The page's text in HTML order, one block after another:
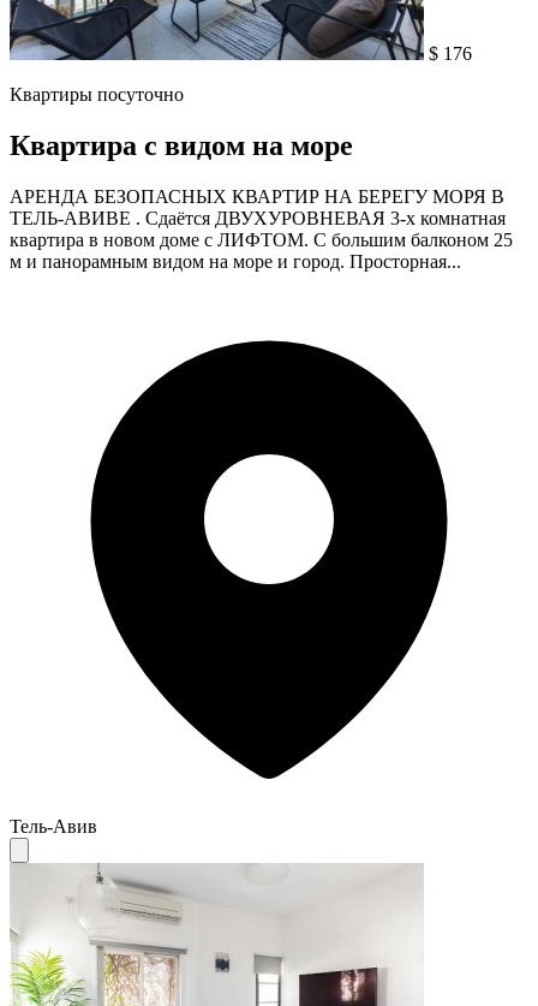
$ 176
Квартиры посуточно
Квартира с видом на море
АРЕНДА БЕЗОПАСНЫХ КВАРТИР НА БЕРЕГУ МОРЯ В
ТЕЛЬ-АВИВЕ . Сдаётся ДВУХУРОВНЕВАЯ 3-х комнатная
квартира в новом доме с ЛИФТОМ. С большим балконом 25
м и панорамным видом на море и город. Просторная...
Тель-Авив